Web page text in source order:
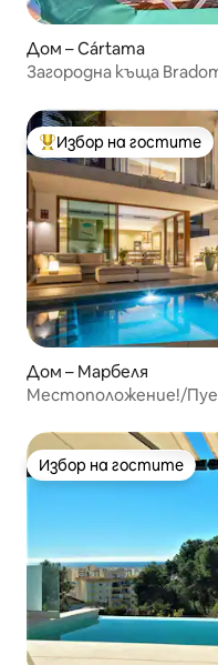
Дом – Cártama
Загородна къща
Най-популярен избор
Избор на гостите
Дом – Марбеля
Местоположение!/
Избор на гостите
Избор на гостите